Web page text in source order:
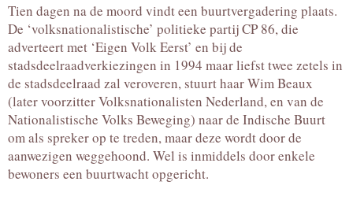
Tien dagen na de moord vindt een buurtvergadering plaats.
De ‘volksnationalistische’ politieke partij CP 86, die
adverteert met ‘Eigen Volk Eerst’ en bij de
stadsdeelraadverkiezingen in 1994 maar liefst twee zetels in
de stadsdeelraad zal veroveren, stuurt haar Wim Beaux
(later voorzitter Volksnationalisten Nederland, en van de
Nationalistische Volks Beweging) naar de Indische Buurt
om als spreker op te treden, maar deze wordt door de
aanwezigen weggehoond. Wel is inmiddels door enkele
bewoners een buurtwacht opgericht.